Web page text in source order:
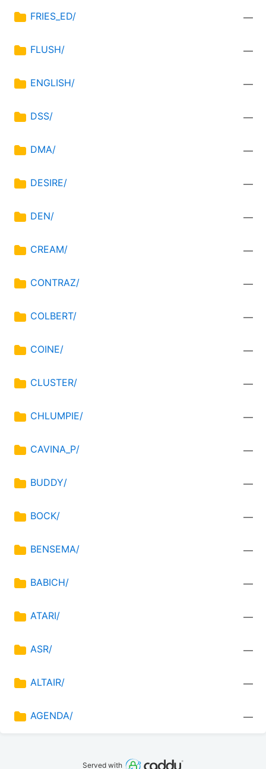
FRIES_ED/ —
FLUSH/ —
ENGLISH/ —
DSS/ —
DMA/ —
DESIRE/ —
DEN/ —
CREAM/ —
CONTRAZ/ —
COLBERT/ —
COINE/ —
CLUSTER/ —
CHLUMPIE/ —
CAVINA_P/ —
BUDDY/ —
BOCK/ —
BENSEMA/ —
BABICH/ —
ATARI/ —
ASR/ —
ALTAIR/ —
AGENDA/ —
Served with